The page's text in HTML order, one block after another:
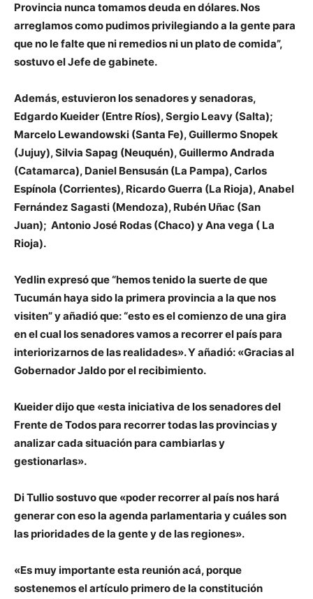
Provincia nunca tomamos deuda en dólares. Nos
arreglamos como pudimos privilegiando a la gente para
que no le falte que ni remedios ni un plato de comida”,
sostuvo el Jefe de gabinete.
Además, estuvieron los senadores y senadoras,
Edgardo Kueider (Entre Ríos),Sergio Leavy (Salta);
Marcelo Lewandowski (Santa Fe),Guillermo Snopek
(Jujuy),Silvia Sapag (Neuquén),Guillermo Andrada
(Catamarca), Daniel Bensusán (La Pampa),Carlos
Espínola (Corrientes), Ricardo Guerra (La Rioja),Anabel
Fernández Sagasti (Mendoza), Rubén Uñac (San
Juan); Antonio José Rodas (Chaco) yAna vega ( La
Rioja).
Yedlin expresó que “hemos tenido la suerte de que
Tucumán haya sido la primera provincia a la que nos
visiten” y añadió que: “esto es el comienzo de una gira
en el cual los senadores vamos a recorrer el país para
interiorizarnos de las realidades». Y añadió: «Gracias al
Gobernador Jaldo por el recibimiento.
Kueider dijo que «esta iniciativa de los senadores del
Frente de Todos para recorrer todas las provincias y
analizar cada situación para cambiarlas y
gestionarlas».
Di Tullio sostuvo que «poder recorrer al país nos hará
generar con eso la agenda parlamentaria y cuáles son
las prioridades de la gente y de las regiones».
«Es muy importante esta reunión acá, porque
sostenemos el artículo primero de la constitución